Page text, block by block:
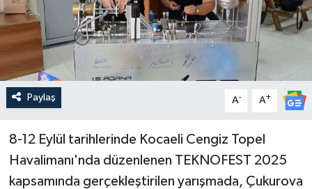
Paylaş A- A+
8-12 Eylül tarihlerinde Kocaeli Cengiz Topel
Havalimanı'nda düzenlenen TEKNOFEST 2025
kapsamında gerçekleştirilen yarışmada, Çukurova
Siyaset
Spor